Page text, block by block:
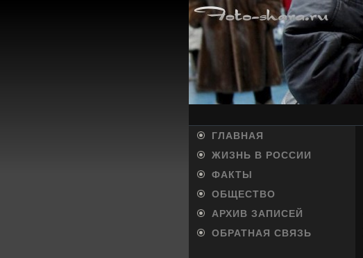
ГЛАВНАЯ
ЖИЗНЬ В РОССИИ
ФАКТЫ
ОБЩЕСТВО
АРХИВ ЗАПИСЕЙ
ОБРАТНАЯ СВЯЗЬ